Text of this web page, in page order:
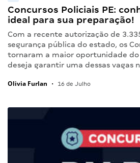
Concursos Policiais PE:
ideal para sua preparação!
Com a recente autorização de
segurança pública do estado, os
tornaram a maior oportunidade do
deseja garantir uma dessas vagas
Olivia Furlan • 16 de Julho